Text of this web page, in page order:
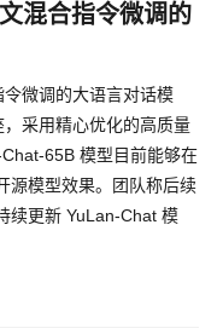
混合指令微调的
微调的大语言对话模
采用精心优化的高质量
65B 模型目前能够在
源模型效果。团队称后续
续更新 YuLan-Chat 模